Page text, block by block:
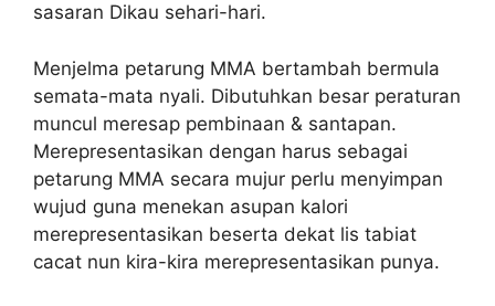
sasaran Dikau sehari-hari.
Menjelma petarung MMA bertambah bermula
semata-mata nyali. Dibutuhkan besar peraturan
muncul meresap pembinaan & santapan.
Merepresentasikan dengan harus sebagai
petarung MMA secara mujur perlu menyimpan
wujud guna menekan asupan kalori
merepresentasikan beserta dekat lis tabiat
cacat nun kira-kira merepresentasikan punya.